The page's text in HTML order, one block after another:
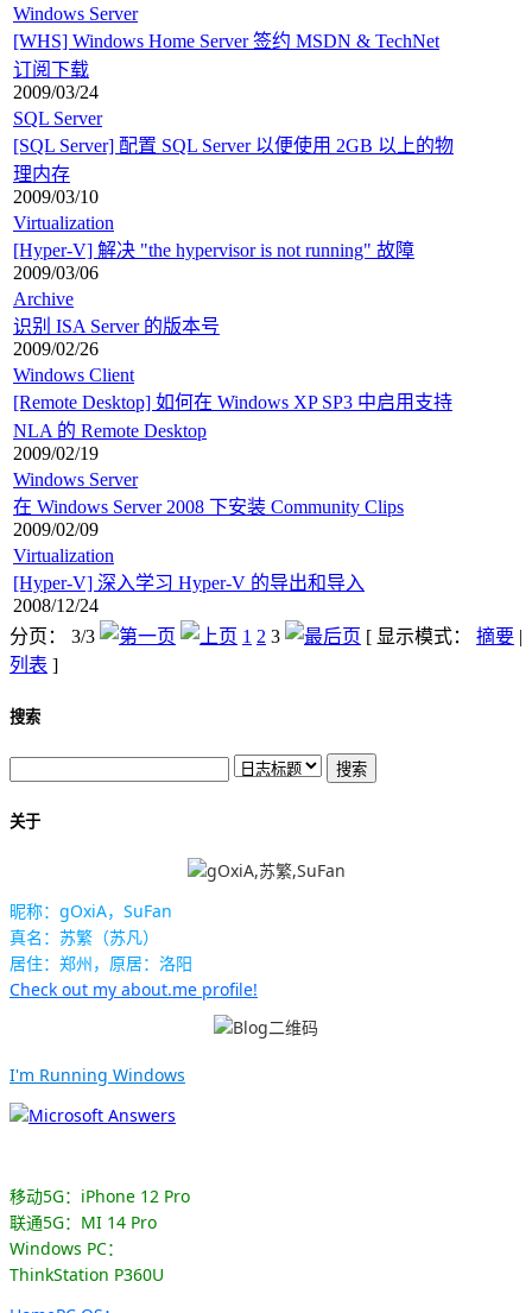
Windows Server
[WHS] Windows Home Server 签约 MSDN & TechNet
订阅下载
2009/03/24
SQL Server
[SQL Server] 配置 SQL Server 以便使用 2GB 以上的物
理内存
2009/03/10
Virtualization
[Hyper-V] 解决 "the hypervisor is not running" 故障
2009/03/06
Archive
识别 ISA Server 的版本号
2009/02/26
Windows Client
[Remote Desktop] 如何在 Windows XP SP3 中启用支持
NLA 的 Remote Desktop
2009/02/19
Windows Server
在 Windows Server 2008 下安装 Community Clips
2009/02/09
Virtualization
[Hyper-V] 深入学习 Hyper-V 的导出和导入
2008/12/24
分页： 3/3
1 2 3 [ 显示模式： 摘要 |
列表 ]
搜索
关于
昵称：gOxiA，SuFan
真名：苏繁（苏凡）
居住：郑州，原居：洛阳
Check out my about.me profile!
I'm Running Windows
移动5G：iPhone 12 Pro
联通5G：MI 14 Pro
Windows PC：
ThinkStation P360U